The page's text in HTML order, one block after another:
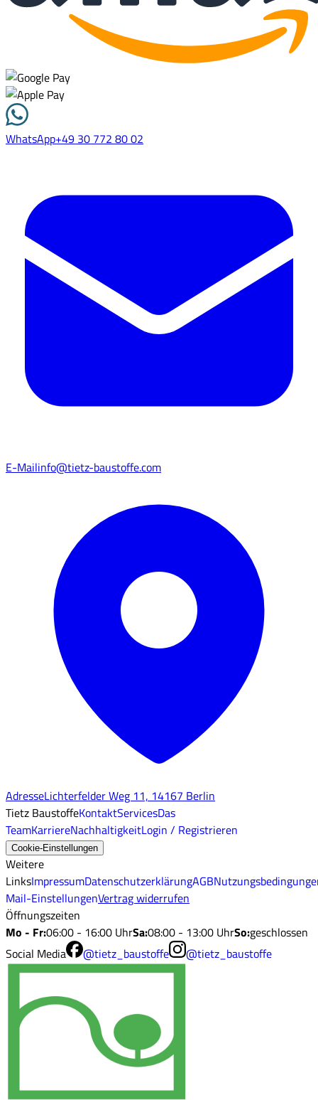
WhatsApp+49 30 772 80 02
E-Mailinfo@tietz-baustoffe.com
AdresseLichterfelder Weg 11, 14167 Berlin
Tietz BaustoffeKontaktServicesDas
TeamKarriereNachhaltigkeitLogin / Registrieren
Cookie-Einstellungen
Weitere
LinksImpressumDatenschutzerklärungAGB
Mail-EinstellungenVertrag widerrufen
Öffnungszeiten
Mo - Fr:06:00 - 16:00 UhrSa:08:00 - 13:00 UhrSo:geschlossen
Social Media
@tietz_baustoffe @tietz_baustoffe